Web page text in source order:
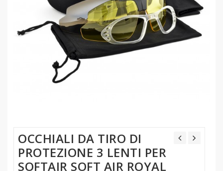
OCCHIALI DA TIRO DI
PROTEZIONE 3 LENTI PER
SOFTAIR SOFT AIR ROYAL